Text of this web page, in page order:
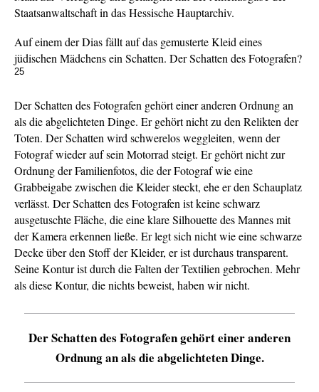
Staatsanwaltschaft in das Hessische Hauptarchiv.
Auf einem der Dias fällt auf das gemusterte Kleid eines
jüdischen Mädchens ein Schatten. Der Schatten des Fotografen?
25
Der Schatten des Fotografen gehört einer anderen Ordnung an
als die abgelichteten Dinge. Er gehört nicht zu den Relikten der
Toten. Der Schatten wird schwerelos weggleiten, wenn der
Fotograf wieder auf sein Motorrad steigt. Er gehört nicht zur
Ordnung der Familienfotos, die der Fotograf wie eine
Grabbeigabe zwischen die Kleider steckt, ehe er den Schauplatz
verlässt. Der Schatten des Fotografen ist keine schwarz
ausgetuschte Fläche, die eine klare Silhouette des Mannes mit
der Kamera erkennen ließe. Er legt sich nicht wie eine schwarze
Decke über den Stoff der Kleider, er ist durchaus transparent.
Seine Kontur ist durch die Falten der Textilien gebrochen. Mehr
als diese Kontur, die nichts beweist, haben wir nicht.
Der Schatten des Fotografen gehört einer anderen
Ordnung an als die abgelichteten Dinge.